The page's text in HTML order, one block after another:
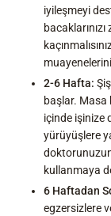
iyileşmeyi
2-6 Hafta:
başlar. Masa
içinde işinize
yürüyüşlere
kullanmaya
6 Haftadan
egzersizlere